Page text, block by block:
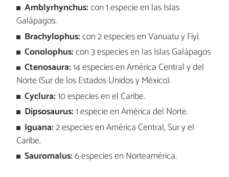
Amblyrhynchus:con 1 especie en las Islas
Galápagos.
Brachylophus:con 2 especies en Vanuatu y Fiyi.
Conolophus:con 3 especies en las Islas Galápagos
Ctenosaura:14 especies en América Central y del
Norte (Sur de los Estados Unidos y México).
Cyclura:10 especies en el Caribe.
Dipsosaurus:1 especie en América del Norte.
Iguana:2 especies en América Central, Sur y el
Caribe.
Sauromalus:6 especies en Norteamérica.